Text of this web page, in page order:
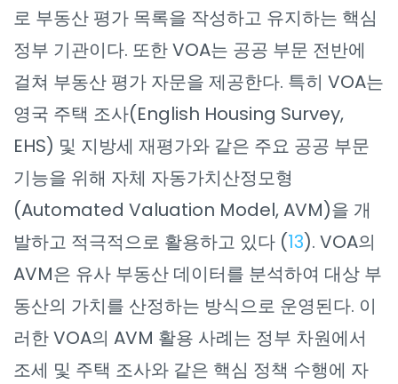
로 부동산 평가 목록을 작성하고 유지하는 핵심
정부 기관이다. 또한 VOA는 공공 부문 전반에
걸쳐 부동산 평가 자문을 제공한다. 특히 VOA는
영국 주택 조사(English Housing Survey,
EHS) 및 지방세 재평가와 같은 주요 공공 부문
기능을 위해 자체 자동가치산정모형
(Automated Valuation Model, AVM)을 개
발하고 적극적으로 활용하고 있다 (13). VOA의
AVM은 유사 부동산 데이터를 분석하여 대상 부
동산의 가치를 산정하는 방식으로 운영된다. 이
러한 VOA의 AVM 활용 사례는 정부 차원에서
조세 및 주택 조사와 같은 핵심 정책 수행에 자